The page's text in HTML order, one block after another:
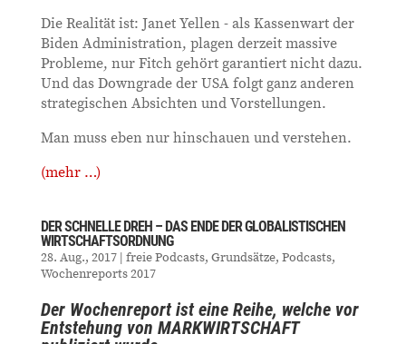
Die Realität ist: Janet Yellen - als Kassenwart der
Biden Administration, plagen derzeit massive
Probleme, nur Fitch gehört garantiert nicht dazu.
Und das Downgrade der USA folgt ganz anderen
strategischen Absichten und Vorstellungen.
Man muss eben nur hinschauen und verstehen.
(mehr …)
DER SCHNELLE DREH – DAS ENDE DER GLOBALISTISCHEN
WIRTSCHAFTSORDNUNG
28. Aug., 2017| freie Podcasts, Grundsätze, Podcasts,
Wochenreports 2017
Der Wochenreport ist eine Reihe, welche vor
Entstehung von MARKWIRTSCHAFT